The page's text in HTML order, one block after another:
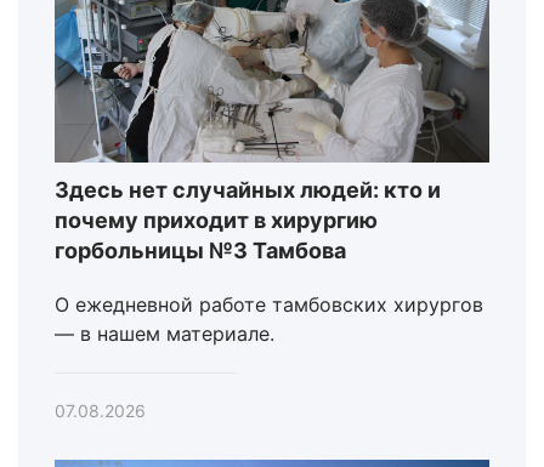
Здесь нет случайных людей: кто и
почему приходит в хирургию
горбольницы №3 Тамбова
О ежедневной работе тамбовских хирургов
— в нашем материале.
07.08.2026